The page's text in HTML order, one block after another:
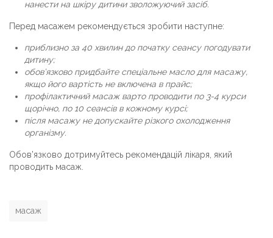
нанести на шкіру дитини зволожуючий засіб.
Перед масажем рекомендується зробити наступне:
приблизно за 40 хвилин до початку сеансу погодувати
дитину;
обов’язково придбайте спеціальне масло для масажу,
якщо його вартість не включена в прайс;
профілактичний масаж варто проводити по 3-4 курси
щорічно, по 10 сеансів в кожному курсі;
після масажу не допускайте різкого охолодження
організму.
Обов’язково дотримуйтесь рекомендацій лікаря, який
проводить масаж.
масаж